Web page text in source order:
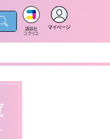
講談社
コクリコ
マイページ